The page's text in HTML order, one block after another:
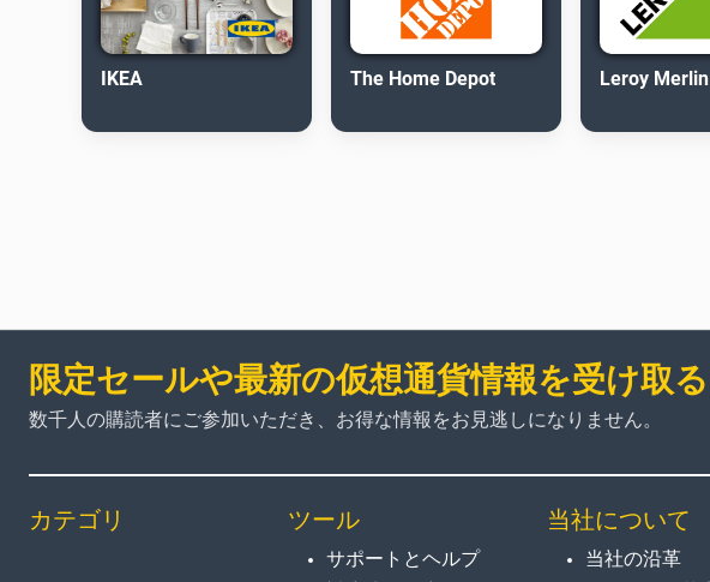
IKEA The Home Depot Leroy Merlin
限定セールや最新の仮想通貨情報を受け取る
数千人の購読者にご参加いただき、お得な情報をお見逃しになりません。
カテゴリ ツール
サポートとヘルプ
当社について
当社の沿革